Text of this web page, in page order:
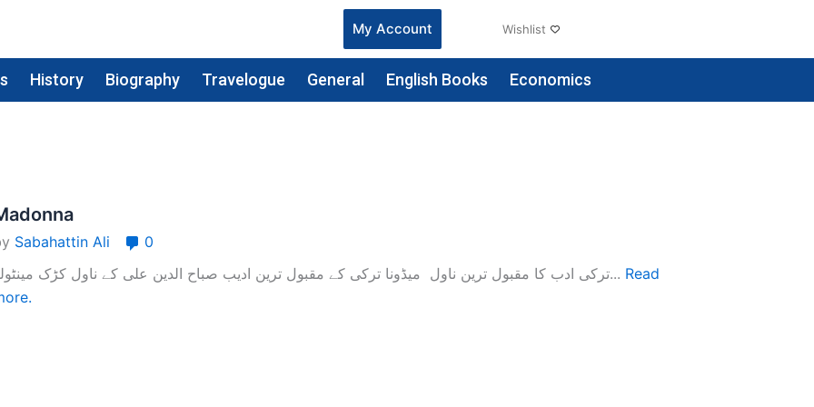
My Account Wishlist
History Biography Travelogue General English Books Economics
Sabahattin Ali
0
ترکی ادب کا مقبول ترین ناول میڈونا ترکی کے مقبول ترین ادیب صباح الدین علی کے ناول کڑک مینٹولو... Read